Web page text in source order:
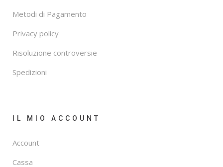
Metodi di Pagamento
Privacy policy
Risoluzione controversie
Spedizioni
IL MIO ACCOUNT
Account
Cassa